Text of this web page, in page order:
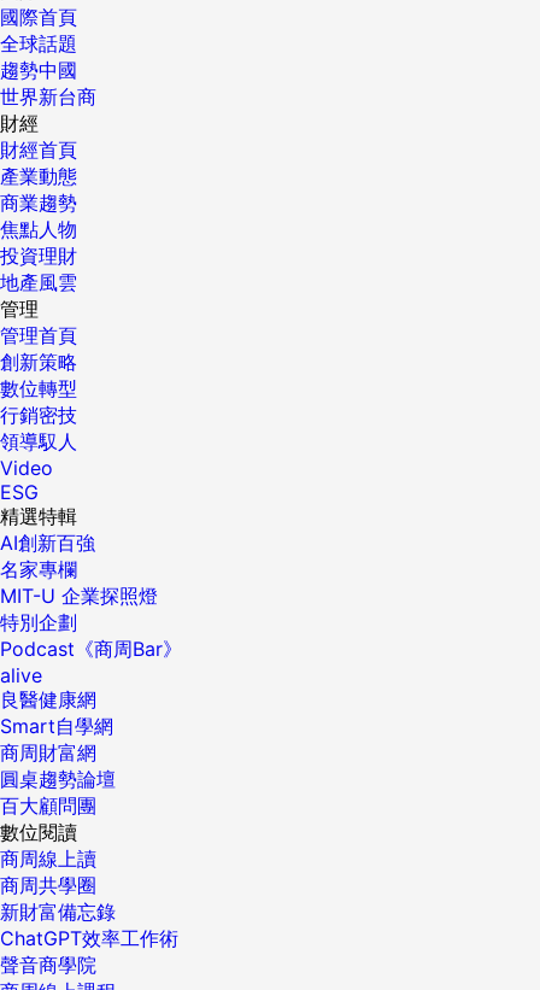
國際首頁
全球話題
趨勢中國
世界新台商
財經
財經首頁
產業動態
商業趨勢
焦點人物
投資理財
地產風雲
管理
管理首頁
創新策略
數位轉型
行銷密技
領導馭人
Video
ESG
精選特輯
AI創新百強
名家專欄
MIT-U 企業探照燈
特別企劃
Podcast《商周Bar》
alive
良醫健康網
Smart自學網
商周財富網
圓桌趨勢論壇
百大顧問團
數位閱讀
商周線上讀
商周共學圈
新財富備忘錄
ChatGPT效率工作術
聲音商學院